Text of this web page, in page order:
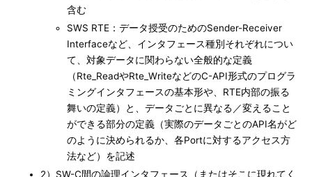
含む
SWS RTE：データ授受のためのSender-Receiver
Interfaceなど、インタフェース種別それぞれについ
て、対象データに関わらない全般的な定義
（Rte_ReadやRte_WriteなどのC-API形式のプログラ
ミングインタフェースの基本形や、RTE内部の振る
舞いの定義）と、データごとに異なる／変えること
ができる部分の定義（実際のデータごとのAPI名がど
のように決められるか、各Portに対するアクセス方
法など）を記述
2）SW-C間の論理インタフェース（またはそこに現れてく